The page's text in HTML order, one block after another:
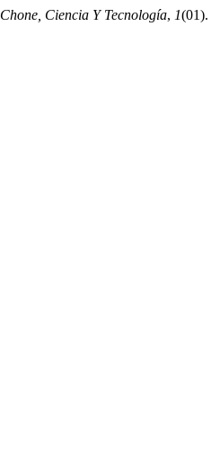
Chone, Ciencia Y Tecnología, 1(01).